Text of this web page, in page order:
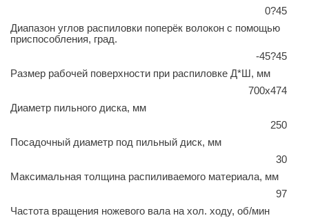
0?45
Диапазон углов распиловки поперёк волокон с помощью
приспособления, град.
-45?45
Размер рабочей поверхности при распиловке Д*Ш, мм
700х474
Диаметр пильного диска, мм
250
Посадочный диаметр под пильный диск, мм
30
Максимальная толщина распиливаемого материала, мм
97
Частота вращения ножевого вала на хол. ходу, об/мин